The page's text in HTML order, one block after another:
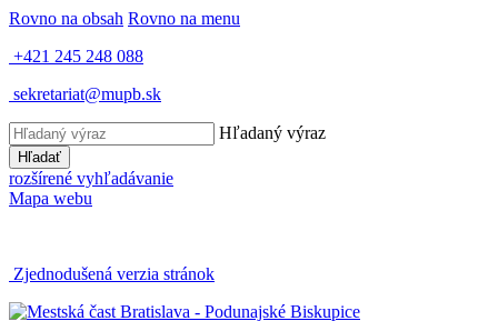
Rovno na obsah Rovno na menu
+421 245 248 088
sekretariat@mupb.sk
Hľadaný výraz
Hľadať
rozšírené vyhľadávanie
Mapa webu
Zjednodušená verzia stránok